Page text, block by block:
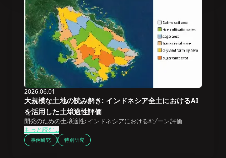
2026.06.01
大規模な土地の読み解き: インドネシア全土におけるAI
を活用した土壌適性評価
開発のための土壌適性: インドネシアにおける8ゾーン評価
もっと読む...
事例研究 特別研究